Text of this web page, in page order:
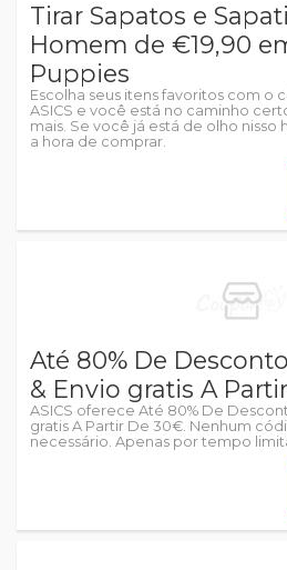
Tirar Sapatos e
Homem de €19,90
Puppies
Escolha seus itens favoritos com o
ASICS e você está no caminho
mais. Se você já está de olho nisso
a hora de comprar.
Até 80% De
& Envio gratis A
ASICS oferece Até 80% De
gratis A Partir De 30€. Nenhum
necessário. Apenas por tempo